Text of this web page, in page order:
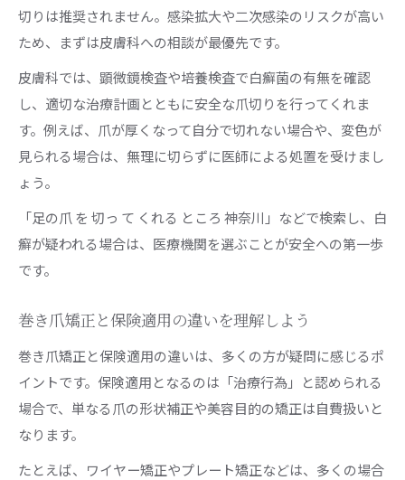
切りは推奨されません。感染拡大や二次感染のリスクが高い
ため、まずは皮膚科への相談が最優先です。
皮膚科では、顕微鏡検査や培養検査で白癬菌の有無を確認
し、適切な治療計画とともに安全な爪切りを行ってくれま
す。例えば、爪が厚くなって自分で切れない場合や、変色が
見られる場合は、無理に切らずに医師による処置を受けまし
ょう。
「足の爪 を 切っ て くれる ところ 神奈川」などで検索し、白
癬が疑われる場合は、医療機関を選ぶことが安全への第一歩
です。
巻き爪矯正と保険適用の違いを理解しよう
巻き爪矯正と保険適用の違いは、多くの方が疑問に感じるポ
イントです。保険適用となるのは「治療行為」と認められる
場合で、単なる爪の形状補正や美容目的の矯正は自費扱いと
なります。
たとえば、ワイヤー矯正やプレート矯正などは、多くの場合